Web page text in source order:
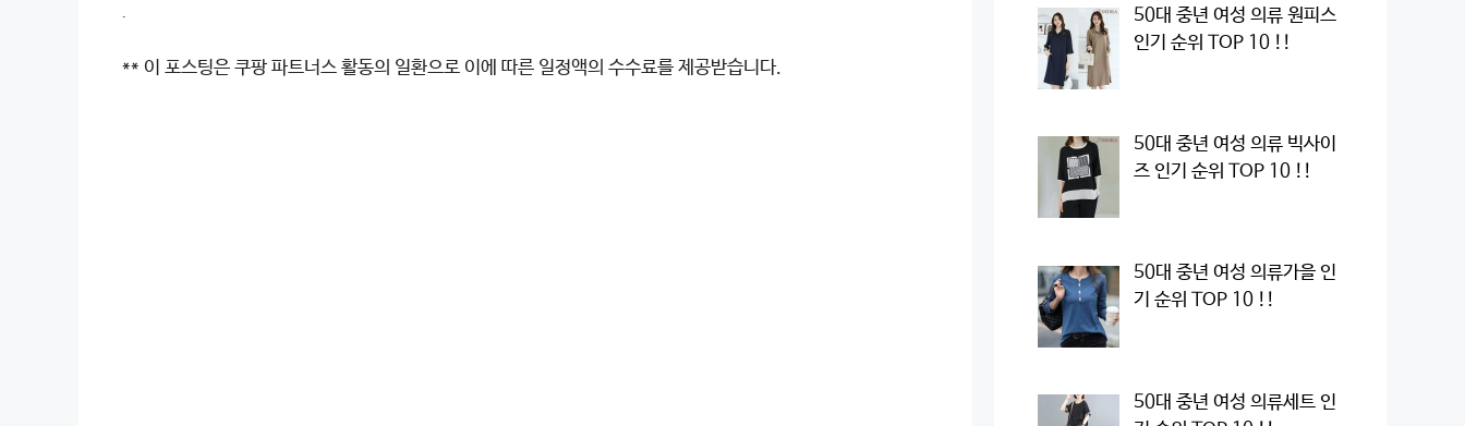
.
** 이 포스팅은 쿠팡 파트너스 활동의 일환으로 이에 따른 일정액의 수수료를 제공받습니다.
50대 중년 여성 의류 원피스
인기 순위 TOP 10 !!
50대 중년 여성 의류 빅사이
즈 인기 순위 TOP 10 !!
50대 중년 여성 의류가을 인
기 순위 TOP 10 !!
50대 중년 여성 의류세트 인